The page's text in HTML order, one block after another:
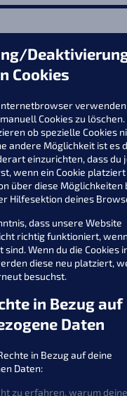
Cookies
Cookies zu löschen.
ob spezielle Cookies
andere Möglichkeit ist es
einzurichten, dass du
wenn ein Cookie
über diese Möglichkeiten
Hilfesektion deines
dass unsere Website
richtig funktioniert,
sind. Wenn du die Cookies
diese neu platziert,
besuchst.
in Bezug auf
Daten
in Bezug auf deine
Daten:
zu erfahren, warum deine